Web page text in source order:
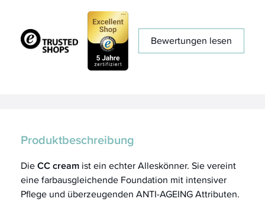
Bewertungen lesen
Produktbeschreibung
DieCC cream ist ein echter Alleskönner. Sie vereint
eine farbausgleichende Foundation mit intensiver
Pflege und überzeugenden ANTI-AGEING Attributen.